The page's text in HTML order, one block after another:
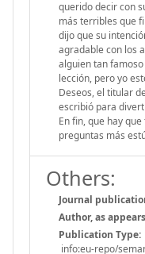
querido decir con
más terribles que
dijo que su
agradable con los
alguien tan
lección, pero yo
Deseos, el titular
escribió para
En fin, que hay
preguntas más
Others:
Journal
Author, as
Publication Type:
info:eu-repo/